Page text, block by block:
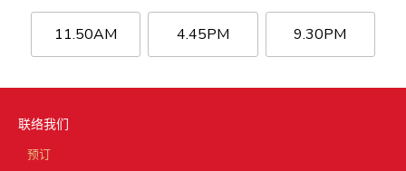
11.50AM 4.45PM 9.30PM
联络我们
预订